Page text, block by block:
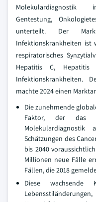
Molekulardiagnostik
Gentestung,
unterteilt. Der
Infektionskrankheiten ist
respiratorisches
Hepatitis C,
Infektionskrankheiten.
machte 2024 einen
Die zunehmende
Faktor, der das
Schätzungen des
bis 2040
Millionen neue Fälle
Fällen, die 2018
Diese wachsende